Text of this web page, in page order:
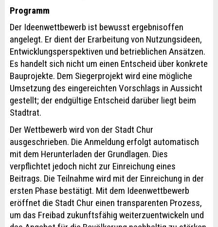
Programm
Der Ideenwettbewerb ist bewusst ergebnisoffen
angelegt. Er dient der Erarbeitung von Nutzungsideen,
Entwicklungsperspektiven und betrieblichen Ansätzen.
Es handelt sich nicht um einen Entscheid über konkrete
Bauprojekte. Dem Siegerprojekt wird eine mögliche
Umsetzung des eingereichten Vorschlags in Aussicht
gestellt; der endgültige Entscheid darüber liegt beim
Stadtrat.
Der Wettbewerb wird von der Stadt Chur
ausgeschrieben. Die Anmeldung erfolgt automatisch
mit dem Herunterladen der Grundlagen. Dies
verpflichtet jedoch nicht zur Einreichung eines
Beitrags. Die Teilnahme wird mit der Einreichung in der
ersten Phase bestätigt. Mit dem Ideenwettbewerb
eröffnet die Stadt Chur einen transparenten Prozess,
um das Freibad zukunftsfähig weiterzuentwickeln und